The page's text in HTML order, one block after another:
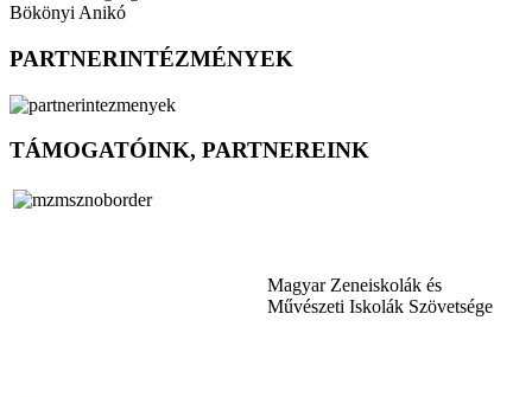
Bökönyi Anikó
PARTNERINTÉZMÉNYEK
TÁMOGATÓINK, PARTNEREINK
Magyar Zeneiskolák és
Művészeti Iskolák Szövetsége